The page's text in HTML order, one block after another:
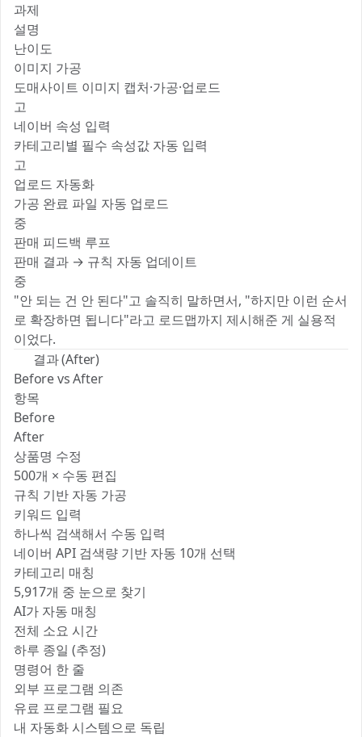
과제
설명
난이도
이미지 가공
도매사이트 이미지 캡처·가공·업로드
고
네이버 속성 입력
카테고리별 필수 속성값 자동 입력
고
업로드 자동화
가공 완료 파일 자동 업로드
중
판매 피드백 루프
판매 결과 → 규칙 자동 업데이트
중
"안 되는 건 안 된다"고 솔직히 말하면서, "하지만 이런 순서
로 확장하면 됩니다"라고 로드맵까지 제시해준 게 실용적
이었다.
✅ 결과 (After)
Before vs After
항목
Before
After
상품명 수정
500개 × 수동 편집
규칙 기반 자동 가공
키워드 입력
하나씩 검색해서 수동 입력
네이버 API 검색량 기반 자동 10개 선택
카테고리 매칭
5,917개 중 눈으로 찾기
AI가 자동 매칭
전체 소요 시간
하루 종일 (추정)
명령어 한 줄
외부 프로그램 의존
유료 프로그램 필요
내 자동화 시스템으로 독립